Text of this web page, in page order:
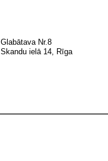
Glabātava Nr.8
Skandu ielā 14, Rīga